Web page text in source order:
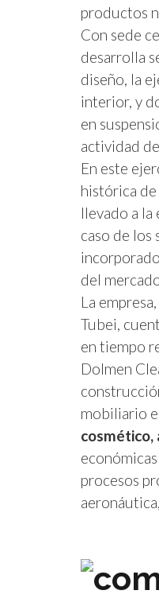
productos
Con sede
desarrolla
diseño, la
interior, y
en
actividad
En este
histórica
llevado a la
caso de los
del
La
Tubei,
en tiempo
Dolmen
mobiliario
procesos